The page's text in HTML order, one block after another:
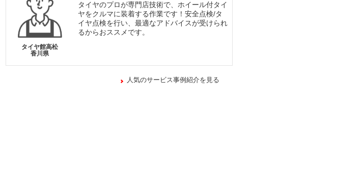
タイヤ館高松
香川県
タイヤのプロが専門店技術で、ホイール付タイ
ヤをクルマに装着する作業です！安全点検/タ
イヤ点検を行い、最適なアドバイスが受けられ
るからおススメです。
人気のサービス事例紹介を見る